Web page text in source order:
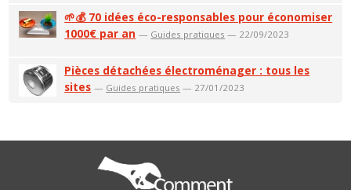
🌱💰 70 idées éco-responsables pour économiser
1000€ par an — Guides pratiques — 22/09/2023
Pièces détachées électroménager : tous les
sites — Guides pratiques — 27/01/2023